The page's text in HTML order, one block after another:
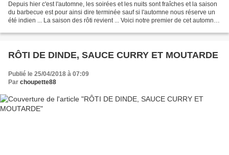
Depuis hier c'est l'automne, les soirées et les nuits sont fraîches et la saison
du barbecue est pour ainsi dire terminée sauf si l'automne nous réserve un
été indien ... La saison des rôti revient ... Voici notre premier de cet automne !
RÔTI DE DINDE, SAUCE CURRY ET MOUTARDE
Publié le 25/04/2018 à 07:09
Par choupette88